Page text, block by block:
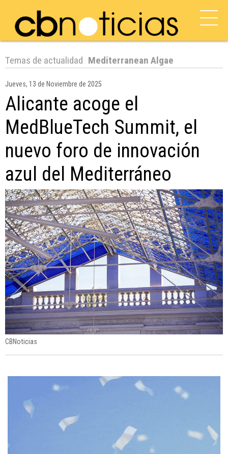
Temas de actualidad Mediterranean Algae
Jueves, 13 de Noviembre de 2025
Alicante acoge el
MedBlueTech Summit, el
nuevo foro de innovación
azul del Mediterráneo
CBNoticias